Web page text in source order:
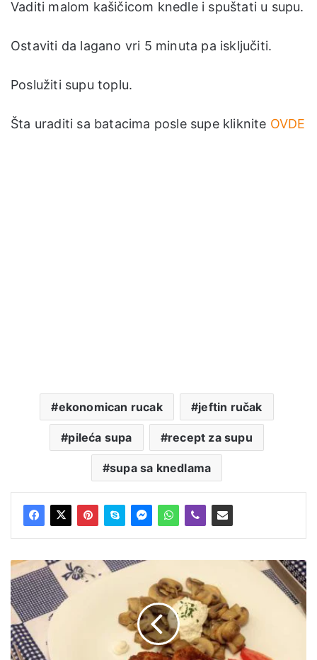
Vaditi malom kašičicom knedle i spuštati u supu.
Ostaviti da lagano vri 5 minuta pa isključiti.
Poslužiti supu toplu.
Šta uraditi sa batacima posle supe kliknite OVDE
ekonomican rucak jeftin ručak
pileća supa recept za supu
supa sa knedlama
Pileće
ćufte